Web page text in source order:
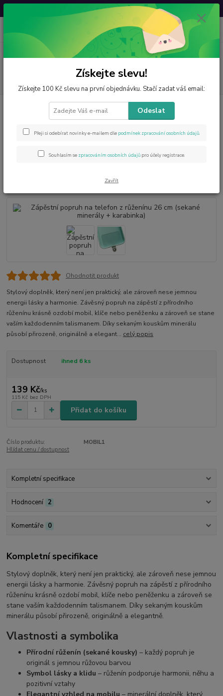
Svatovavřinecká sleva: 20 % s kódemVAVRINEC20
Menu
CZK 0
za
Novinky
Zápěstní popruh na telefon z růženínu 26 cm (sekané
minerály + karabinka)
Zápěstní popruh na telefon z
růženínu 26 cm (sekané minerály
Ohodnotit produkt
Stylový doplněk, který není jen praktický, ale zároveň nese jemnou
energii lásky a harmonie. Závěsný popruh na zápěstí z přírodního
růženínu krásně ozdobí mobil, klíče nebo peněženku a zároveň se stane
vaším každodenním talismanem. Díky sekaným kouskům minerálu
působí přirozeně, originálně a elegant... celý popis
Dostupnost ihned 6 ks
139 Kč/ks
115 Kč bez DPH
Přidat do košíku
Číslo produktu:
MOBIL1
Hlídat cenu / dostupnost
Kompletní specifikace
Hodnocení 2
Komentáře 0
Kompletní specifikace
Stylový doplněk, který není jen praktický, ale zároveň nese jemnou
energii lásky a harmonie. Závěsný popruh na zápěstí z přírodního
růženínu krásně ozdobí mobil, klíče nebo peněženku a zároveň se
stane vaším každodenním talismanem. Díky sekaným kouskům
minerálu působí přirozeně, originálně a elegantně.
Vlastnosti a symbolika
Přírodní růženín (sekané kousky) – každý popruh je
originál s jemnou růžovou barvou
Symbol lásky a klidu – růženín podporuje harmonii, něhu a
pozitivní vztahy
Získejte slevu!
Získejte 100 Kč slevu na první objednávku. Stačí zadat váš email:
Odeslat
Přeji si odebírat novinky e-mailem dle podmínek zpracování osobních údajů.
Souhlasím se zpracováním osobních údajů pro účely registrace.
Zavřít